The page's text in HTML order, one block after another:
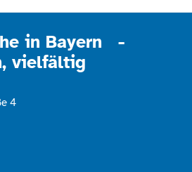
Platform
in Bayern -
vielfältig
4